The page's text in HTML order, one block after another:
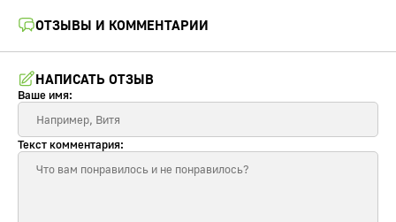
ОТЗЫВЫ И КОММЕНТАРИИ
НАПИСАТЬ ОТЗЫВ
Ваше имя:
Текст комментария: